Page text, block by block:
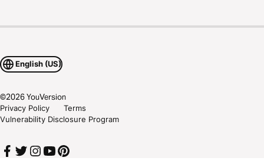
English (US)
©2026YouVersion
Privacy Policy
Terms
Vulnerability Disclosure Program